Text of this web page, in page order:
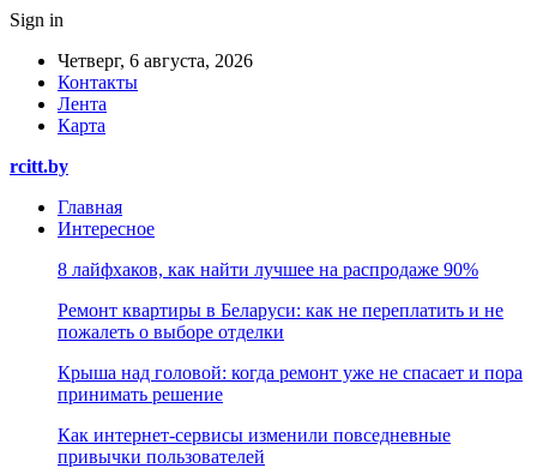
Sign in
Четверг, 6 августа, 2026
Контакты
Лента
Карта
rcitt.by
Главная
Интересное
8 лайфхаков, как найти лучшее на распродаже 90%
Ремонт квартиры в Беларуси: как не переплатить и не
пожалеть о выборе отделки
Крыша над головой: когда ремонт уже не спасает и пора
принимать решение
Как интернет-сервисы изменили повседневные
привычки пользователей